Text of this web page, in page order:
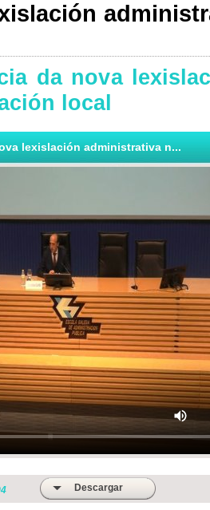
da nova
local
lexislación administrativa n...
Descargar